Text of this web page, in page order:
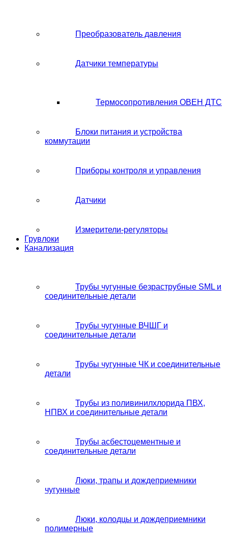
Преобразователь давления
Датчики температуры
Термосопротивления ОВЕН ДТС
Блоки питания и устройства
коммутации
Приборы контроля и управления
Датчики
Измерители-регуляторы
Грувлоки
Канализация
Трубы чугунные безраструбные SML и
соединительные детали
Трубы чугунные ВЧШГ и
соединительные детали
Трубы чугунные ЧК и соединительные
детали
Трубы из поливинилхлорида ПВХ,
НПВХ и соединительные детали
Трубы асбестоцементные и
соединительные детали
Люки, трапы и дождеприемники
чугунные
Люки, колодцы и дождеприемники
полимерные